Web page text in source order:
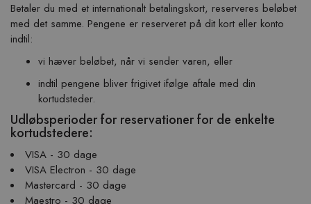
Betaler du med et internationalt betalingskort, reserveres beløbet
med det samme. Pengene er reserveret på dit kort eller konto
indtil:
vi hæver beløbet, når vi sender varen, eller
indtil pengene bliver frigivet ifølge aftale med din
kortudsteder.
Udløbsperioder for reservationer for de enkelte
kortudstedere:
VISA - 30 dage
VISA Electron - 30 dage
Mastercard - 30 dage
Maestro - 30 dage